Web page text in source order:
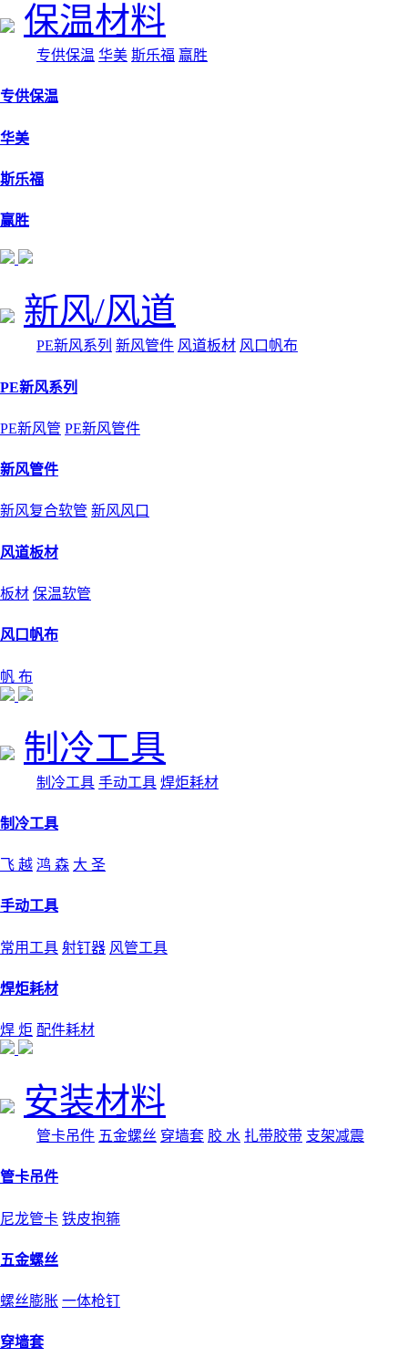
保温材料
专供保温 华美 斯乐福 赢胜
专供保温
华美
斯乐福
赢胜
新风/风道
PE新风系列 新风管件 风道板材 风口帆布
PE新风系列
PE新风管 PE新风管件
新风管件
新风复合软管 新风风口
风道板材
板材 保温软管
风口帆布
帆 布
制冷工具
制冷工具 手动工具 焊炬耗材
制冷工具
飞 越 鸿 森 大 圣
手动工具
常用工具 射钉器 风管工具
焊炬耗材
焊 炬 配件耗材
安装材料
管卡吊件 五金螺丝 穿墙套 胶 水 扎带胶带 支架减震
管卡吊件
尼龙管卡 铁皮抱箍
五金螺丝
螺丝膨胀 一体枪钉
穿墙套